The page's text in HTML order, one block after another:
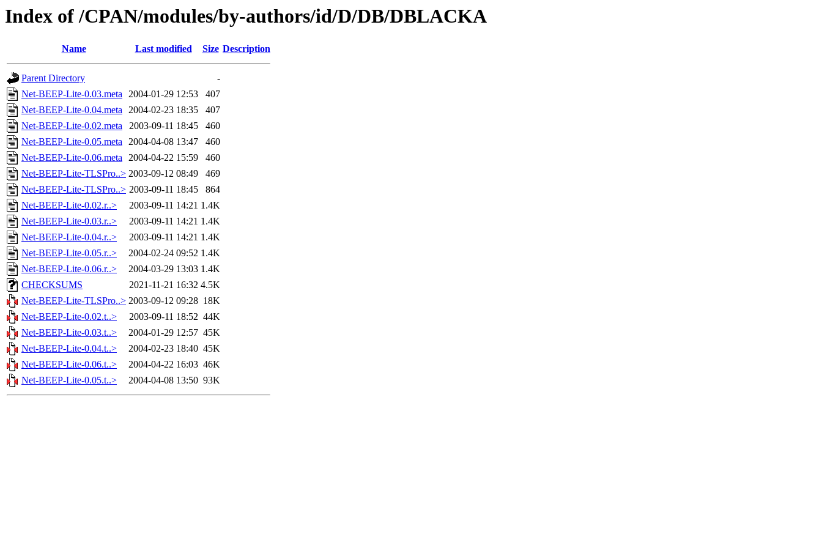
Index of /CPAN/modules/by-authors/id/D/DB/DBLACKA
Name Last modified Size Description
Parent Directory
-
Net-BEEP-Lite-0.03.meta 2004-01-29 12:53
407
Net-BEEP-Lite-0.04.meta 2004-02-23 18:35
407
Net-BEEP-Lite-0.02.meta
2003-09-11 18:45
460
Net-BEEP-Lite-0.05.meta 2004-04-08 13:47
460
Net-BEEP-Lite-0.06.meta 2004-04-22 15:59
460
Net-BEEP-Lite-TLSPro..> 2003-09-12 08:49
469
Net-BEEP-Lite-TLSPro..> 2003-09-11 18:45
864
Net-BEEP-Lite-0.02.r..>
2003-09-11 14:21 1.4K
Net-BEEP-Lite-0.03.r..>
2003-09-11 14:21 1.4K
Net-BEEP-Lite-0.04.r..>
2003-09-11 14:21 1.4K
Net-BEEP-Lite-0.05.r..>
2004-02-24 09:52 1.4K
Net-BEEP-Lite-0.06.r..>
2004-03-29 13:03 1.4K
CHECKSUMS
2021-11-21 16:32 4.5K
Net-BEEP-Lite-TLSPro..> 2003-09-12 09:28 18K
Net-BEEP-Lite-0.02.t..>
2003-09-11 18:52 44K
Net-BEEP-Lite-0.03.t..>
2004-01-29 12:57 45K
Net-BEEP-Lite-0.04.t..>
2004-02-23 18:40 45K
Net-BEEP-Lite-0.06.t..>
2004-04-22 16:03 46K
Net-BEEP-Lite-0.05.t..>
2004-04-08 13:50 93K